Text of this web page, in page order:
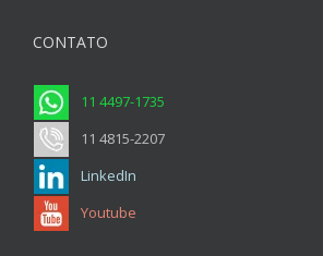
CONTATO
11 4497-1735
11 4815-2207
LinkedIn
Youtube